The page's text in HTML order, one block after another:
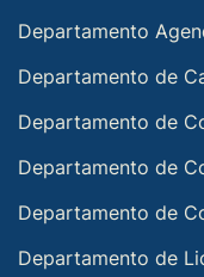
Departamento
Departamento de
Departamento de
Departamento de
Departamento de
Departamento de